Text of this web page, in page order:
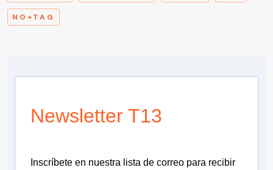
NO+TAG
Newsletter T13
Inscríbete en nuestra lista de correo para recibir